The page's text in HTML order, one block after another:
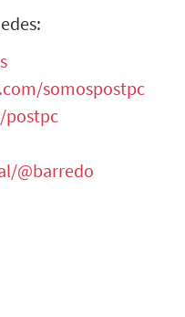
somospostpc
@barredo